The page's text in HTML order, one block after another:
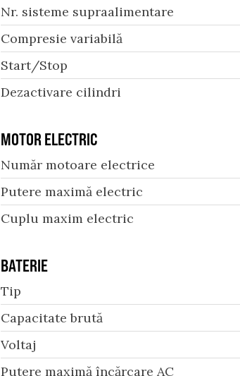
Nr. sisteme supraalimentare
Compresie variabilă
Start/Stop
Dezactivare cilindri
MOTOR ELECTRIC
Număr motoare electrice
Putere maximă electric
Cuplu maxim electric
BATERIE
Tip
Capacitate brută
Voltaj
Putere maximă încărcare AC